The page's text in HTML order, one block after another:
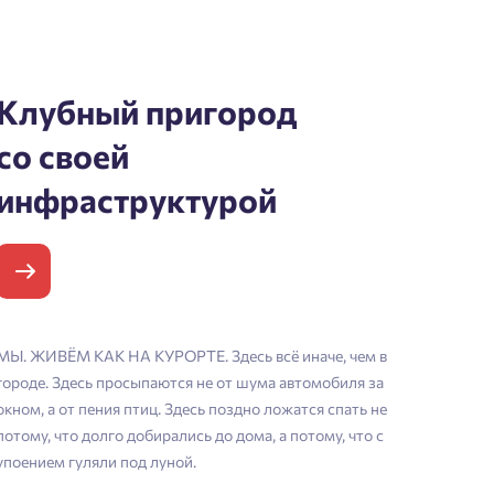
пригород
своей
ЖИВЁМ КАК НА КУРОРТЕ. Здесь всё иначе, чем в
Здесь просыпаются не от шума автомобиля за
а от пения птиц. Здесь поздно ложатся спать не
что долго добирались до дома, а потому, что с
гуляли под луной.